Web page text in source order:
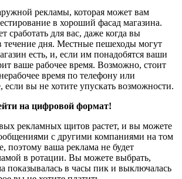
рекламы, которая может вам
в хороший фасад магазина.
сработать для вас, даже когда вы
течение дня. Местные пешеходы могут
есть, и, если им понадобятся ваши
ваше рабочее время. Возможно, стоит
время по телефону или
если вы не хотите упускать возможности.
на цифровой формат!
рекламных щитов растет, и вы можете
с другими компаниями на том
поэтому ваша реклама не будет
в ротации. Вы можете выбрать,
показывалась в часы пик и выключалась